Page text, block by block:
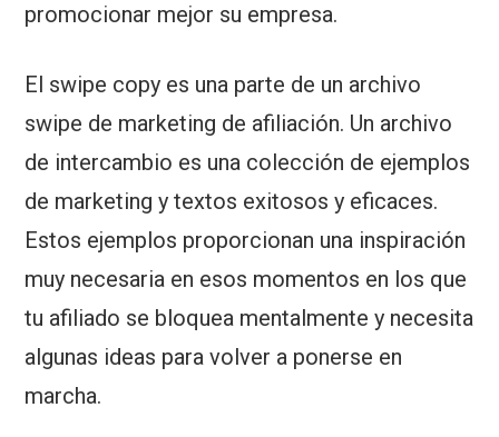
promocionar mejor su empresa.
El swipe copy es una parte de un archivo
swipe de marketing de afiliación. Un archivo
de intercambio es una colección de ejemplos
de marketing y textos exitosos y eficaces.
Estos ejemplos proporcionan una inspiración
muy necesaria en esos momentos en los que
tu afiliado se bloquea mentalmente y necesita
algunas ideas para volver a ponerse en
marcha.